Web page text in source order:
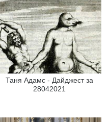
Таня Адамс - Дайджест за
28042021